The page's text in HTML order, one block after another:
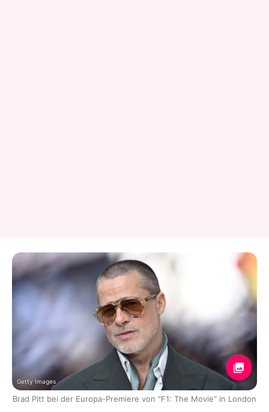
Getty Images
Brad Pitt bei der Europa-Premiere von "F1: The Movie" in London